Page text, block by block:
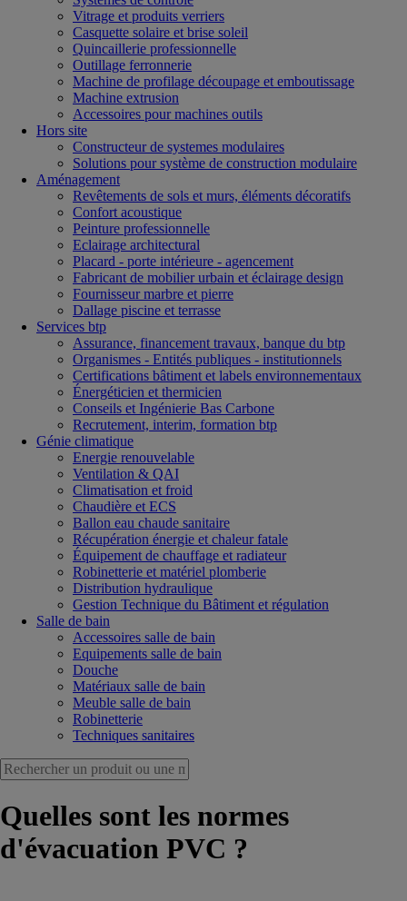
Vitrage et produits verriers
Casquette solaire et brise soleil
Quincaillerie professionnelle
Outillage ferronnerie
Machine de profilage découpage et emboutissage
Machine extrusion
Accessoires pour machines outils
Hors site
Constructeur de systemes modulaires
Solutions pour système de construction modulaire
Aménagement
Revêtements de sols et murs, éléments décoratifs
Confort acoustique
Peinture professionnelle
Eclairage architectural
Placard - porte intérieure - agencement
Fabricant de mobilier urbain et éclairage design
Fournisseur marbre et pierre
Dallage piscine et terrasse
Services btp
Assurance, financement travaux, banque du btp
Organismes - Entités publiques - institutionnels
Certifications bâtiment et labels environnementaux
Énergéticien et thermicien
Conseils et Ingénierie Bas Carbone
Recrutement, interim, formation btp
Génie climatique
Energie renouvelable
Ventilation & QAI
Climatisation et froid
Chaudière et ECS
Ballon eau chaude sanitaire
Récupération énergie et chaleur fatale
Équipement de chauffage et radiateur
Robinetterie et matériel plomberie
Distribution hydraulique
Gestion Technique du Bâtiment et régulation
Salle de bain
Accessoires salle de bain
Equipements salle de bain
Douche
Matériaux salle de bain
Meuble salle de bain
Robinetterie
Techniques sanitaires
Quelles sont les normes
d'évacuation PVC ?